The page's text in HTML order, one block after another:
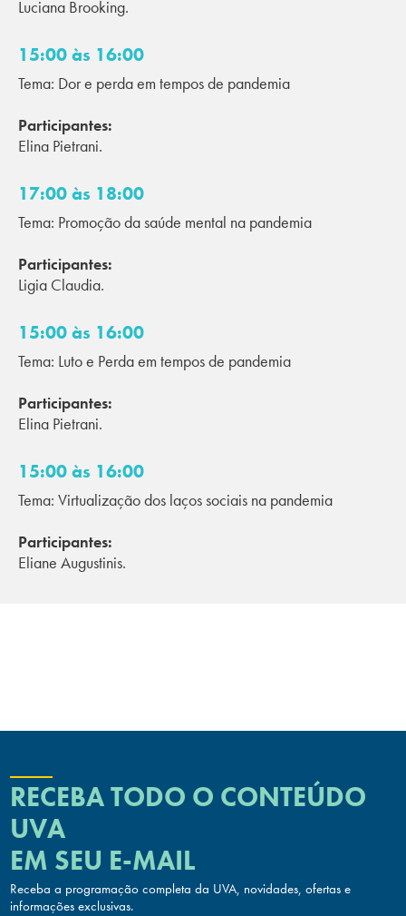
Luciana Brooking.
15:00 às 16:00
Tema: Dor e perda em tempos de pandemia
Participantes:
Elina Pietrani.
17:00 às 18:00
Tema: Promoção da saúde mental na pandemia
Participantes:
Ligia Claudia.
15:00 às 16:00
Tema: Luto e Perda em tempos de pandemia
Participantes:
Elina Pietrani.
15:00 às 16:00
Tema: Virtualização dos laços sociais na pandemia
Participantes:
Eliane Augustinis.
RECEBA TODO O CONTEÚDO
UVA
EM SEU E-MAIL
Receba a programação completa da UVA, novidades, ofertas e
informações exclusivas.